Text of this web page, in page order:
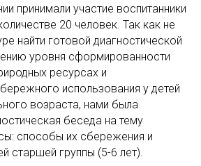
принимали участие воспитанники
20 человек. Так как не
найти готовой диагностической
уровня сформированности
ресурсах и
использования у детей
возраста, нами была
беседа на тему
способы их сбережения и
старшей группы (5-6 лет).